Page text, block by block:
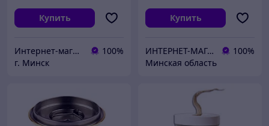
Купить
Интернет-магазин 24маркет.бел
100%
г. Минск
Купить
ИНТЕРНЕТ-МАГАЗИН «АРМЕЙСКИЙ»-товары для охоты, рыбалки и туризма
100%
Минская область